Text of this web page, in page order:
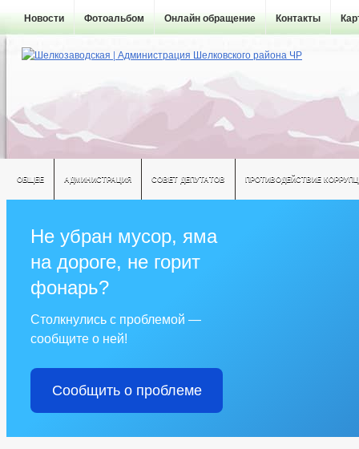
Новости Фотоальбом Онлайн обращение Контакты
ОБЩЕЕ АДМИНИСТРАЦИЯ СОВЕТ ДЕПУТАТОВ ПРОТИВОДЕЙСТВИЕ
Не убран мусор, яма
на дороге, не горит
фонарь?
Столкнулись с проблемой —
сообщите о ней!
Сообщить о проблеме